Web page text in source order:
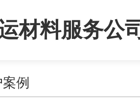
材料服务公
例